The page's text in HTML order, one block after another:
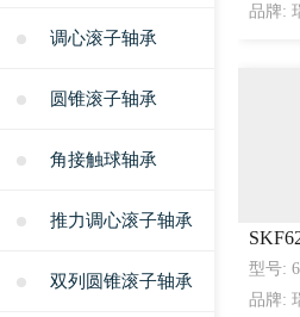
调心滚子轴承
圆锥滚子轴承
角接触球轴承
推力调心滚子轴承
双列圆锥滚子轴承
品牌:
型号:
品牌: